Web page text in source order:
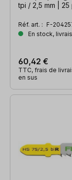
tpi / 2,5 mm | 25
Réf. art. : F-
En stock,
60,42 €
TTC, frais de
en sus